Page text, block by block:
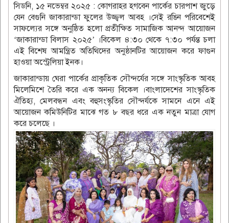
সিডনি, ১৫ নভেম্বর ২০২৫ : কোগরাহর হগবেন পার্কের চারপাশ জুড়ে
যেন বেগুনি জাকারান্ডা ফুলের উজ্জ্বল আবহ ।সেই রঙিন পরিবেশেই
সাফল্যের সঙ্গে অনুষ্ঠিত হলো প্রতীক্ষিত সামাজিক আনন্দ আয়োজন
‘জাকারান্ডা বিলাস ২০২৫’ ।বিকেল ৪:৩০ থেকে ৭:৩০ পর্যন্ত চলা
এই বিশেষ আমন্ত্রিত অতিথিদের অনুষ্ঠানটির আয়োজন করে ফাগুন
হাওয়া অস্ট্রেলিয়া ইনক।
জাকারান্ডায় ঘেরা পার্কের প্রাকৃতিক সৌন্দর্যের সঙ্গে সাংস্কৃতিক আবহ
মিলেমিশে তৈরি করে এক অনন্য বিকেল ।বাংলাদেশের সাংস্কৃতিক
ঐতিহ্য, মেলবন্ধন এবং বহুসংস্কৃতির সৌন্দর্যকে সামনে এনে এই
আয়োজন কমিউনিটির মাঝে গত ৮ বছর ধরে এক নতুন মাত্রা যোগ
করে চলেছে ।